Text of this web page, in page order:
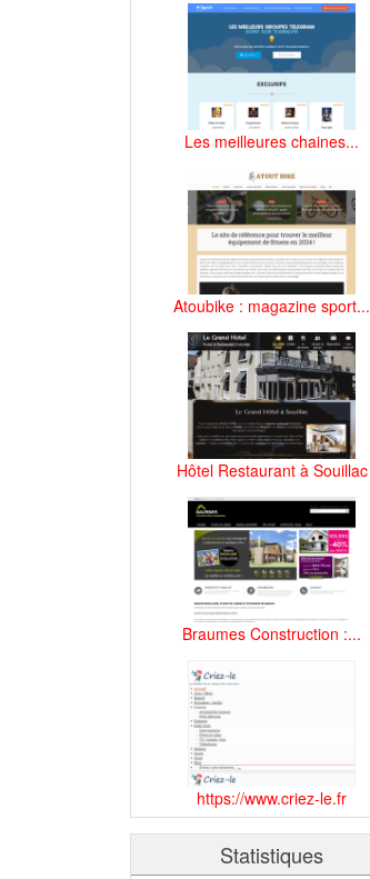
Les meilleures chaines...
Atoubike : magazine sport...
Hôtel Restaurant à Souillac
Braumes Construction :...
https://www.criez-le.fr
Statistiques